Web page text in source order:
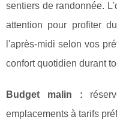
sentiers de randonnée.
attention pour profiter
l'après-midi selon vos
confort quotidien durant
Budget malin :
emplacements à tarifs